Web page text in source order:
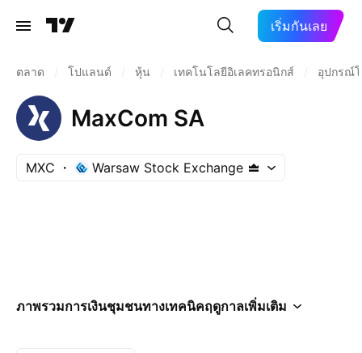
เริ่มกันเลย
ตลาด โปแลนด์ หุ้น เทคโนโลยีอิเลคทรอนิกส์ อุปกรณ์
MaxCom SA
MXC Warsaw Stock Exchange
ภาพรวมการเงินชุมชนทางเทคนิคฤดูกาลเพิ่มเติม